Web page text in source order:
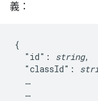
義：
{
  "id":
string,
  "classId":
  …
  …